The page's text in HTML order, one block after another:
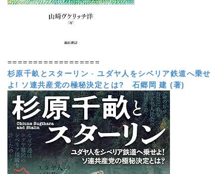
==================
杉原千畝とスターリン -ユダヤ人をシベリア鉄道へ乗せ
よ! ソ連共産党の極秘決定とは?
石郷岡 建 (著)